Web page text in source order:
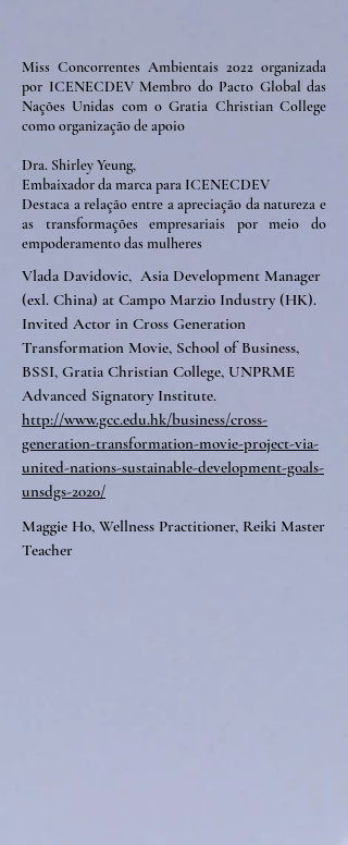
Miss Concorrentes Ambientais 2022 organizada
por ICENECDEV Membro do Pacto Global das
Nações Unidas com o Gratia Christian College
como organização de apoio
Dra. Shirley Yeung,
Embaixador da marca para ICENECDEV
Destaca a relação entre a apreciação da natureza e
as transformações empresariais por meio do
empoderamento das mulheres
Vlada Davidovic, Asia Development Manager
(exl. China) at Campo Marzio Industry (HK).
Invited Actor in Cross Generation
Transformation Movie, School of Business,
BSSI, Gratia Christian College, UNPRME
Advanced Signatory Institute.
http://www.gcc.edu.hk/business/cross-
generation-transformation-movie-project-via-
united-nations-sustainable-development-goals-
unsdgs-2020/
Maggie Ho, Wellness Practitioner, Reiki Master
Teacher